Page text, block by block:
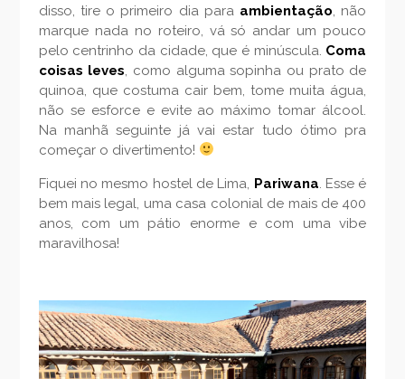
disso, tire o primeiro dia para ambientação, não
marque nada no roteiro, vá só andar um pouco
pelo centrinho da cidade, que é minúscula. Coma
coisas leves, como alguma sopinha ou prato de
quinoa, que costuma cair bem, tome muita água,
não se esforce e evite ao máximo tomar álcool.
Na manhã seguinte já vai estar tudo ótimo pra
começar o divertimento!
Fiquei no mesmo hostel de Lima, Pariwana. Esse é
bem mais legal, uma casa colonial de mais de 400
anos, com um pátio enorme e com uma vibe
maravilhosa!